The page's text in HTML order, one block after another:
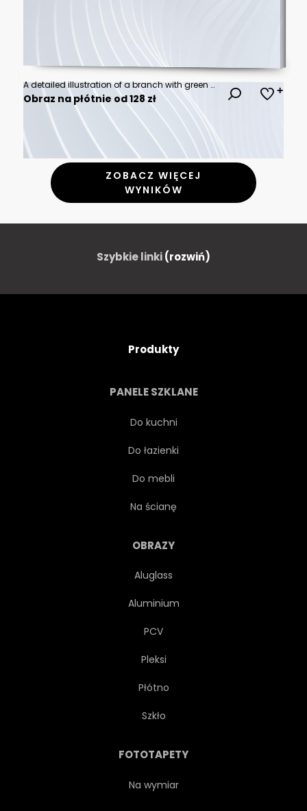
A detailed illustration of a branch with green olives and leaves.
Obraz na płótnie od 128 zł
ZOBACZ WIĘCEJ
WYNIKÓW
Szybkie linki(rozwiń)
Produkty
PANELE SZKLANE
Do kuchni
Do łazienki
Do mebli
Na ścianę
OBRAZY
Aluglass
Aluminium
PCV
Pleksi
Płótno
Szkło
FOTOTAPETY
Na wymiar